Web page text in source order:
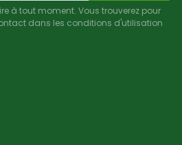
à tout moment. Vous trouverez pour
dans les conditions d'utilisation